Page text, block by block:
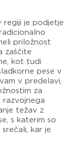
regiji je podjetje
priložnost
zaščite
kot tudi
pese v
v predelavi,
za
razvojnega
težav z
s katerim so
kar je